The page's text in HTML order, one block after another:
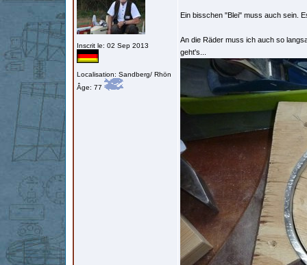
Inscrit le: 02 Sep 2013
Localisation: Sandberg/ Rhön
Âge: 77
Ein bisschen "Blei" muss auch sein.
An die Räder muss ich auch so
geht's...